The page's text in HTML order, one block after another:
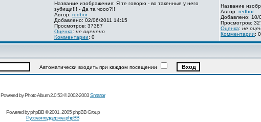
Название изображения: Я те говорю - во такенные у него
зубищи!!! - Да та чооо?!!
Автор: redbor
Добавлено: 02/06/2011 14:15
Просмотров: 37387
Оценка: не оценено
Комментарии: 0
Название
Автор: redbor
Добавлено: 10/
Просмотров:
Оценка: не
Комментарии: 0
Автоматически входить при каждом посещении
Powered by Photo Album 2.0.53 © 2002-2003Smartor
Powered byphpBB© 2001, 2005 phpBB Group
Русская поддержка phpBB